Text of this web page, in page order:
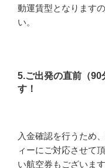
動運賃型となります
い。
5.ご出発の直前（90
す！
入金確認を行うため
ィーにご対応させて
い航空券もございま